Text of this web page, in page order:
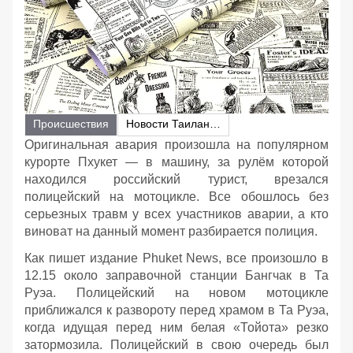
Происшествия
Оригинальная авария произошла на популярном
курорте Пхукет — в машину, за рулём которой
находился российский турист, врезался
полицейский на мотоцикле. Все обошлось без
серьезных травм у всех участников аварии, а кто
виноват на данный момент разбирается полиция.
Как пишет издание Phuket News, все произошло в
12.15 около заправочной станции Бангчак в Та
Руэа. Полицейский на новом мотоцикле
приближался к развороту перед храмом в Та Руэа,
когда идущая перед ним белая «Тойота» резко
затормозила. Полицейский в свою очередь был